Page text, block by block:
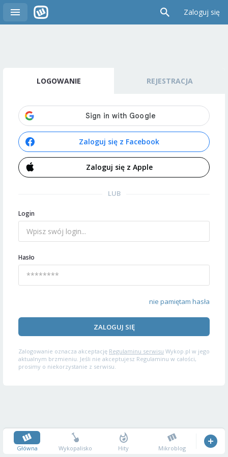
Zaloguj się
LOGOWANIE REJESTRACJA
Zaloguj się z Facebook
Zaloguj się z Apple
LUB
Login
Hasło
nie pamiętam hasła
ZALOGUJ SIĘ
Zalogowanie oznacza akceptację Regulaminu serwisu Wykop.pl w jego
aktualnym brzmieniu. Jeśli nie akceptujesz Regulaminu w całości,
prosimy o niekorzystanie z serwisu.
Główna Wykopalisko Hity Mikroblog